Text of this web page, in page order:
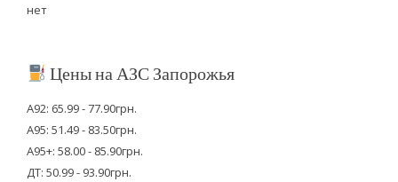
нет
Цены на АЗС Запорожья
А92: 65.99 - 77.90грн.
А95: 51.49 - 83.50грн.
А95+: 58.00 - 85.90грн.
ДТ: 50.99 - 93.90грн.